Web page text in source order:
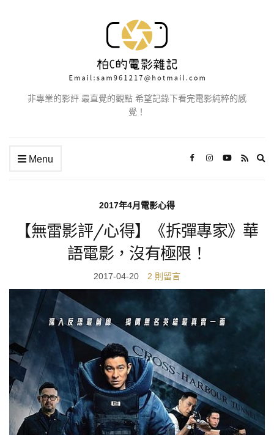
非專業的影評 最直覺的觀點 希望記錄下看完電影純粹的感
覺！
Menu
2017年4月電影心得
【無雷影評/心得】《拆彈專家》華
語電影，沒有極限！
2017-04-20 2 則留言